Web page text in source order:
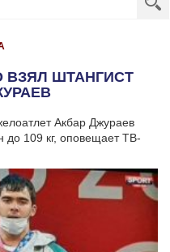
ВЗЯЛ ШТАНГИСТ
Акбар Джураев
до 109 кг, оповещает ТВ-